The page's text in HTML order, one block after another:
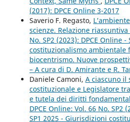
(2017): DPCE Online 3-2017
Saverio F. Regasto,
scienze. Relazione riassuntiva
No. SP2 (2023): DPCE Online -
costituzionalismo ambientale
biocentrismo. Nuove
– A cura di D. Amirante e R.
Daniele Camoni, A ciascuno il
costituzionale e Legislatore
e tutela dei diritti
DPCE Online: Vol. 66 No. SP2
SP1 2025 - Giurisdizioni